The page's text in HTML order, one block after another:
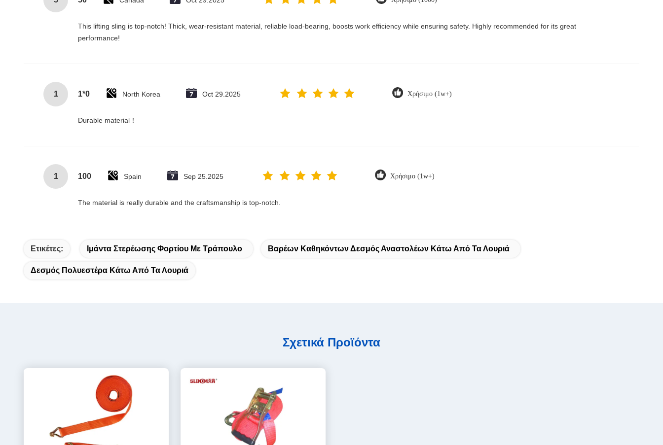
This lifting sling is top-notch! Thick, wear-resistant material, reliable load-bearing, boosts work efficiency while ensuring safety. Highly recommended for its great
performance!
1 1*0 North Korea Oct 29.2025 Χρήσιμο (1w+)
Durable material！
1 100 Spain Sep 25.2025 Χρήσιμο (1w+)
The material is really durable and the craftsmanship is top-notch.
Ετικέτες: Ιμάντα Στερέωσης Φορτίου Με Τράπουλο Βαρέων Καθηκόντων Δεσμός Αναστολέων Κάτω Από Τα Λουριά
Δεσμός Πολυεστέρα Κάτω Από Τα Λουριά
Σχετικά Προϊόντα